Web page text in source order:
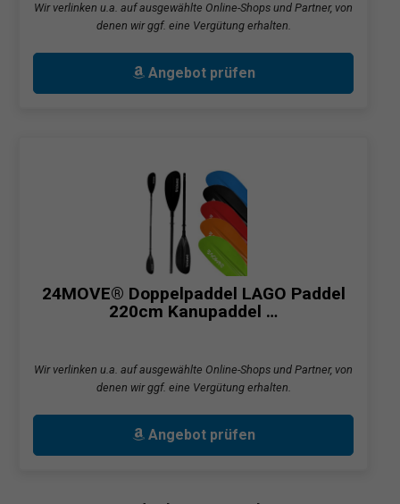
Wir verlinken u.a. auf ausgewählte Online-Shops und Partner, von
denen wir ggf. eine Vergütung erhalten.
Angebot prüfen
24MOVE® Doppelpaddel LAGO Paddel
220cm Kanupaddel …
Wir verlinken u.a. auf ausgewählte Online-Shops und Partner, von
denen wir ggf. eine Vergütung erhalten.
Angebot prüfen